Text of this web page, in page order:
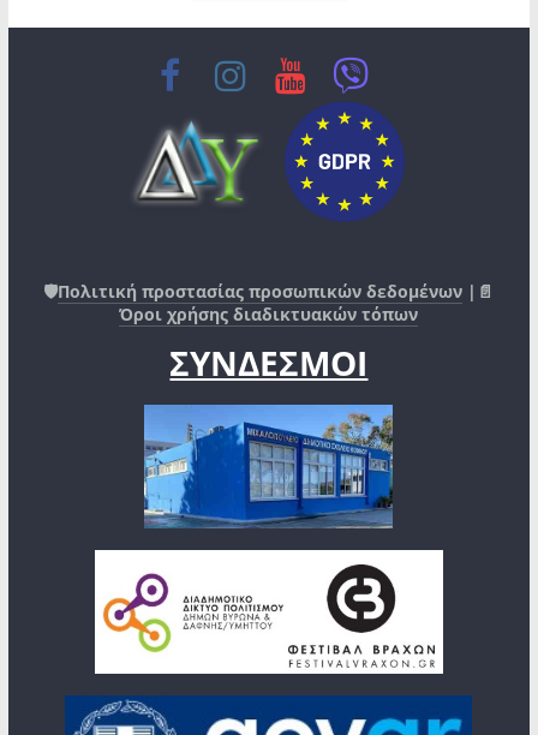
🛡️Πολιτική προστασίας προσωπικών δεδομένων |📄
Όροι χρήσης διαδικτυακών τόπων
ΣΥΝΔΕΣΜΟΙ